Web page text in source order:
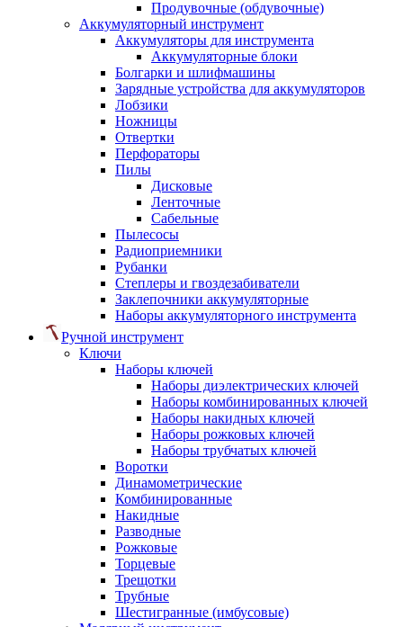
Продувочные (обдувочные)
Аккумуляторный инструмент
Аккумуляторы для инструмента
Аккумуляторные блоки
Болгарки и шлифмашины
Зарядные устройства для аккумуляторов
Лобзики
Ножницы
Отвертки
Перфораторы
Пилы
Дисковые
Ленточные
Сабельные
Пылесосы
Радиоприемники
Рубанки
Степлеры и гвоздезабиватели
Заклепочники аккумуляторные
Наборы аккумуляторного инструмента
Ручной инструмент
Ключи
Наборы ключей
Наборы диэлектрических ключей
Наборы комбинированных ключей
Наборы накидных ключей
Наборы рожковых ключей
Наборы трубчатых ключей
Воротки
Динамометрические
Комбинированные
Накидные
Разводные
Рожковые
Торцевые
Трещотки
Трубные
Шестигранные (имбусовые)